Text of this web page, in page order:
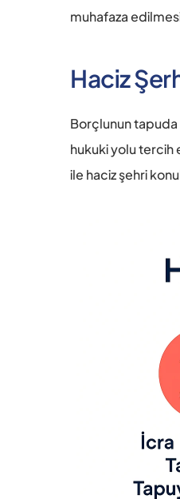
muhafaza
Haciz
Borçlunun tapuda
hukuki yolu tercih
ile haciz şehri